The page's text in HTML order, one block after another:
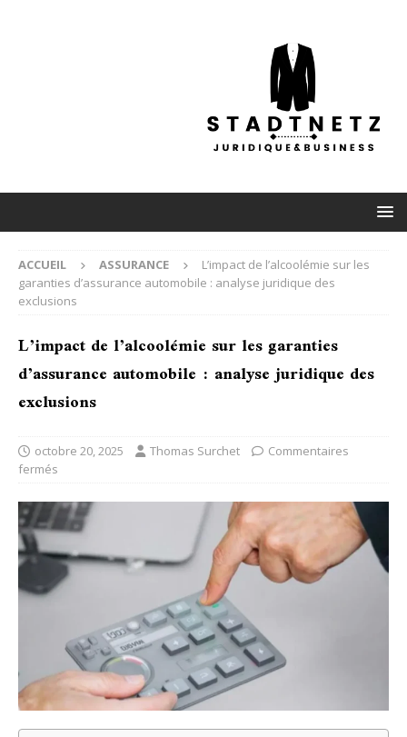
ACCUEIL ASSURANCE
L’impact de l’alcoolémie sur les
garanties d’assurance automobile : analyse juridique des
exclusions
L’impact de l’alcoolémie sur les garanties
d’assurance automobile : analyse juridique des
exclusions
octobre 20, 2025 Thomas Surchet
Commentaires
fermés